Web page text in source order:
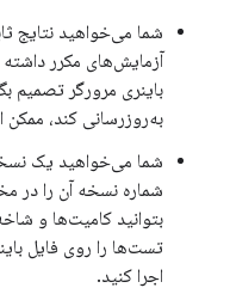
شما می‌خواهید نتایج
آزمایش‌های مکرر داشته
باینری مرورگر تصمیم
به‌روزرسانی کند، ممکن
شما می‌خواهید یک
شماره نسخه آن را در
بتوانید کامیت‌ها و
تست‌ها را روی فایل
اجرا کنید.